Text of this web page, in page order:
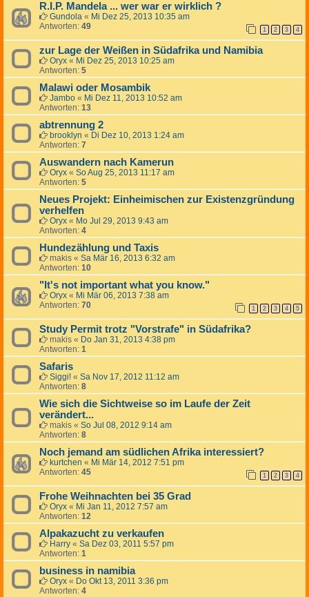
R.I.P. Mandela ... wer war er wirklich ?
Gundola « Mi Dez 25, 2013 10:35 am
Antworten: 49 1 2 3 4
zur Lage der Weißen in Südafrika und Namibia
Oryx « Mi Dez 25, 2013 10:25 am
Antworten: 5
Malawi oder Mosambik
Jambo « Mi Dez 11, 2013 10:52 am
Antworten: 13
abtrennung 2
brooklyn « Di Dez 10, 2013 1:24 am
Antworten: 7
Auswandern nach Kamerun
Oryx « So Aug 25, 2013 11:17 am
Antworten: 5
Neues Projekt: Einheimischen zur Existenzgründung
verhelfen
Oryx « Mo Jul 29, 2013 9:43 am
Antworten: 4
Hundezählung und Taxis
makis « Sa Mär 16, 2013 6:32 am
Antworten: 10
"It's not important what you know."
Oryx « Mi Mär 06, 2013 7:38 am
Antworten: 70 1 2 3 4 5
Study Permit trotz "Vorstrafe" in Südafrika?
makis « Do Jan 31, 2013 4:38 pm
Antworten: 1
Safaris
Siggi! « Sa Nov 17, 2012 11:12 am
Antworten: 8
Wie sich die Sichtweise so im Laufe der Zeit
verändert...
makis « So Jul 08, 2012 9:14 am
Antworten: 8
Noch jemand am südlichen Afrika interessiert?
kurtchen « Mi Mär 14, 2012 7:51 pm
Antworten: 45 1 2 3 4
Frohe Weihnachten bei 35 Grad
Oryx « Mi Jan 11, 2012 7:57 am
Antworten: 12
Alpakazucht zu verkaufen
Harry « Sa Dez 03, 2011 5:57 pm
Antworten: 1
business in namibia
Oryx « Do Okt 13, 2011 3:36 pm
Antworten: 4